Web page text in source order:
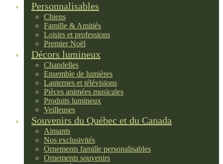
Personnalisables
Chiens
Famille & Amitiés
Loisirs et professions
Premier Noël
Décors lumineux
Chandelles
Ensemble de lumières
Lanternes et télévisions
Pièces animées musicales
Produits lumineux
Veilleuses
Souvenirs du Québec et du Canada
Aimants
Nos exclusivités
Ornements famille personalisables
Ornements souvenirs